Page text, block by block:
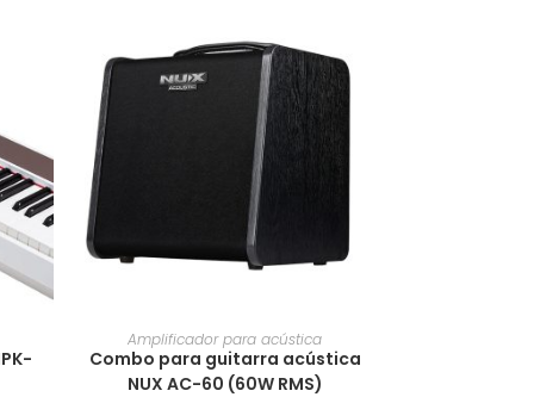
Amplificador para acústica
Combo para guitarra acústica
NUX AC-60 (60W RMS)